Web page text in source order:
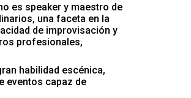
es speaker y maestro de
una faceta en la
de improvisación y
profesionales,
habilidad escénica,
eventos capaz de